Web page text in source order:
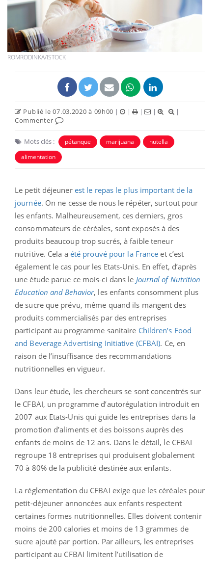
ROMRODINKA/ISTOCK
Publié le 07.03.2020 à 09h00 | | | |
|
Commenter
Mots clés : pétanque marijuana
nutella
alimentation
Le petit déjeuner est le repas le plus important de la
journée. On ne cesse de nous le répéter, surtout pour
les enfants. Malheureusement, ces derniers, gros
consommateurs de céréales, sont exposés à des
produits beaucoup trop sucrés, à faible teneur
nutritive. Cela a été prouvé pour la France et c’est
également le cas pour les Etats-Unis. En effet, d’après
une étude parue ce mois-ci dans le Journal of Nutrition
Education and Behavior, les enfants consomment plus
de sucre que prévu, même quand ils mangent des
produits commercialisés par des entreprises
participant au programme sanitaire Children’s Food
and Beverage Advertising Initiative (CFBAI). Ce, en
raison de l’insuffisance des recommandations
nutritionnelles en vigueur.
Dans leur étude, les chercheurs se sont concentrés sur
le CFBAI, un programme d’autorégulation introduit en
2007 aux Etats-Unis qui guide les entreprises dans la
promotion d’aliments et des boissons auprès des
enfants de moins de 12 ans. Dans le détail, le CFBAI
regroupe 18 entreprises qui produisent globalement
70 à 80% de la publicité destinée aux enfants.
La réglementation du CFBAI exige que les céréales pour
petit-déjeuner annoncées aux enfants respectent
certaines formes nutritionnelles. Elles doivent contenir
moins de 200 calories et moins de 13 grammes de
sucre ajouté par portion. Par ailleurs, les entreprises
participant au CFBAI limitent l’utilisation de